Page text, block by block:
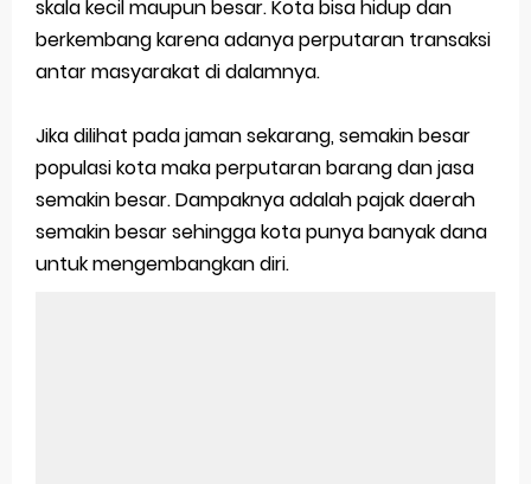
skala kecil maupun besar. Kota bisa hidup dan
berkembang karena adanya perputaran transaksi
antar masyarakat di dalamnya.
Jika dilihat pada jaman sekarang, semakin besar
populasi kota maka perputaran barang dan jasa
semakin besar. Dampaknya adalah pajak daerah
semakin besar sehingga kota punya banyak dana
untuk mengembangkan diri.